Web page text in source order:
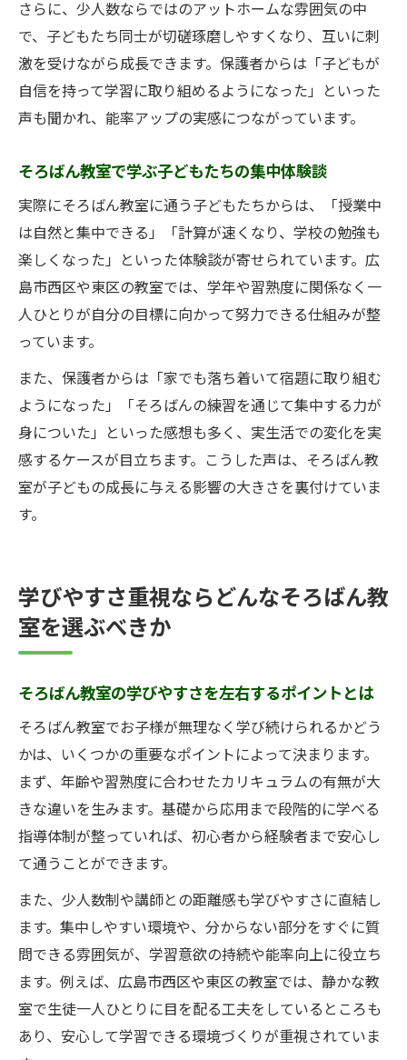
さらに、少人数ならではのアットホームな雰囲気の中
で、子どもたち同士が切磋琢磨しやすくなり、互いに刺
激を受けながら成長できます。保護者からは「子どもが
自信を持って学習に取り組めるようになった」といった
声も聞かれ、能率アップの実感につながっています。
そろばん教室で学ぶ子どもたちの集中体験談
実際にそろばん教室に通う子どもたちからは、「授業中
は自然と集中できる」「計算が速くなり、学校の勉強も
楽しくなった」といった体験談が寄せられています。広
島市西区や東区の教室では、学年や習熟度に関係なく一
人ひとりが自分の目標に向かって努力できる仕組みが整
っています。
また、保護者からは「家でも落ち着いて宿題に取り組む
ようになった」「そろばんの練習を通じて集中する力が
身についた」といった感想も多く、実生活での変化を実
感するケースが目立ちます。こうした声は、そろばん教
室が子どもの成長に与える影響の大きさを裏付けていま
す。
学びやすさ重視ならどんなそろばん教
室を選ぶべきか
そろばん教室の学びやすさを左右するポイントとは
そろばん教室でお子様が無理なく学び続けられるかどう
かは、いくつかの重要なポイントによって決まります。
まず、年齢や習熟度に合わせたカリキュラムの有無が大
きな違いを生みます。基礎から応用まで段階的に学べる
指導体制が整っていれば、初心者から経験者まで安心し
て通うことができます。
また、少人数制や講師との距離感も学びやすさに直結し
ます。集中しやすい環境や、分からない部分をすぐに質
問できる雰囲気が、学習意欲の持続や能率向上に役立ち
ます。例えば、広島市西区や東区の教室では、静かな教
室で生徒一人ひとりに目を配る工夫をしているところも
あり、安心して学習できる環境づくりが重視されていま